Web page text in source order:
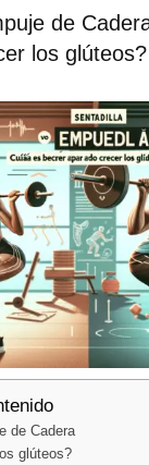
de
los glúteos?
de Cadera
glúteos?